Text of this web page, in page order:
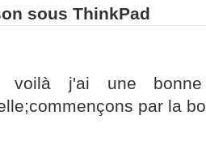
sous ThinkPad
voilà j'ai une
par la